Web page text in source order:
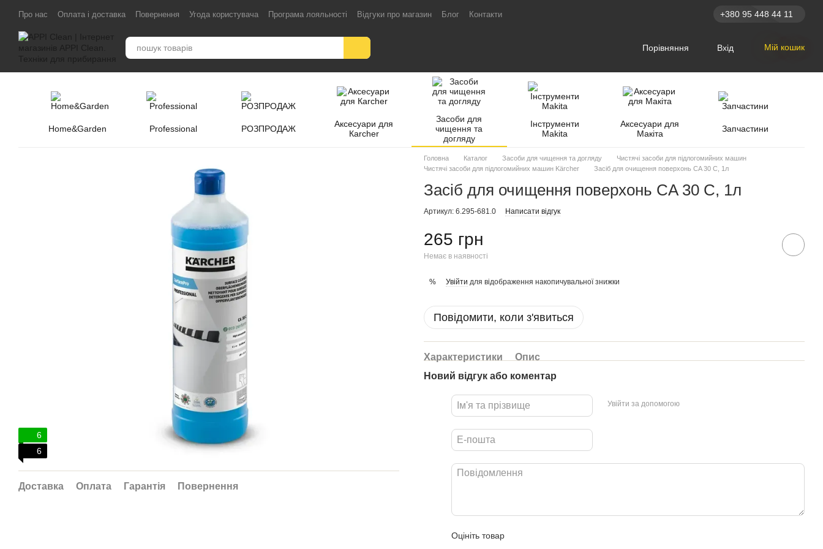
Перейти до основного контенту
Про нас Оплата і доставка Повернення Угода користувача Програма лояльності Відгуки про магазин Блог Контакти +380 95 448 44 11
Порівняння Вхід Мій кошик
Home&Garden Professional РОЗПРОДАЖ
Аксесуари для
Кarcher
Засоби для
чищення та
догляду
Інструменти
Makita
Аксесуари для
Макіта
Запчастини
6
6
Доставка Оплата Гарантія Повернення
Головна Каталог Засоби для чищення та догляду
Чистячі засоби для підлогомийних машин
Чистячі засоби для підлогомийних машин Kärcher
Засіб для очищення поверхонь CA 30 C, 1л
Засіб для очищення поверхонь CA 30 C, 1л
Артикул: 6.295-681.0 Написати відгук
265 грн
Немає в наявності
% Увійти для відображення накопичувальної знижки
Повідомити, коли з'явиться
Характеристики
Опис
Новий відгук або коментар
Увійти за допомогою
Оцініть товар